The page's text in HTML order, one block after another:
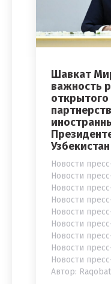
Шавкат
важность
открытого
Узбекистан
Новости
Новости
Новости
Новости
Новости
Новости
Новости
Новости
Новости
Автор: